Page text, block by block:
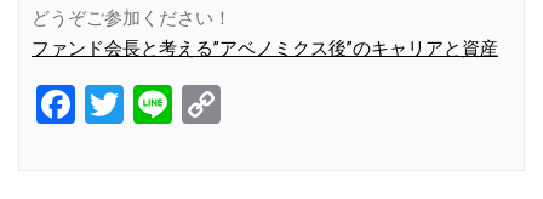
どうぞご参加ください！
ファンド会長と考える”アベノミクス後”のキャリアと資産
Facebook
Twitter
Line